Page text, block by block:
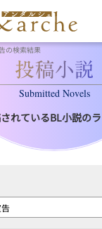
の検索結果
Submitted Novels
れているBL小説のラ